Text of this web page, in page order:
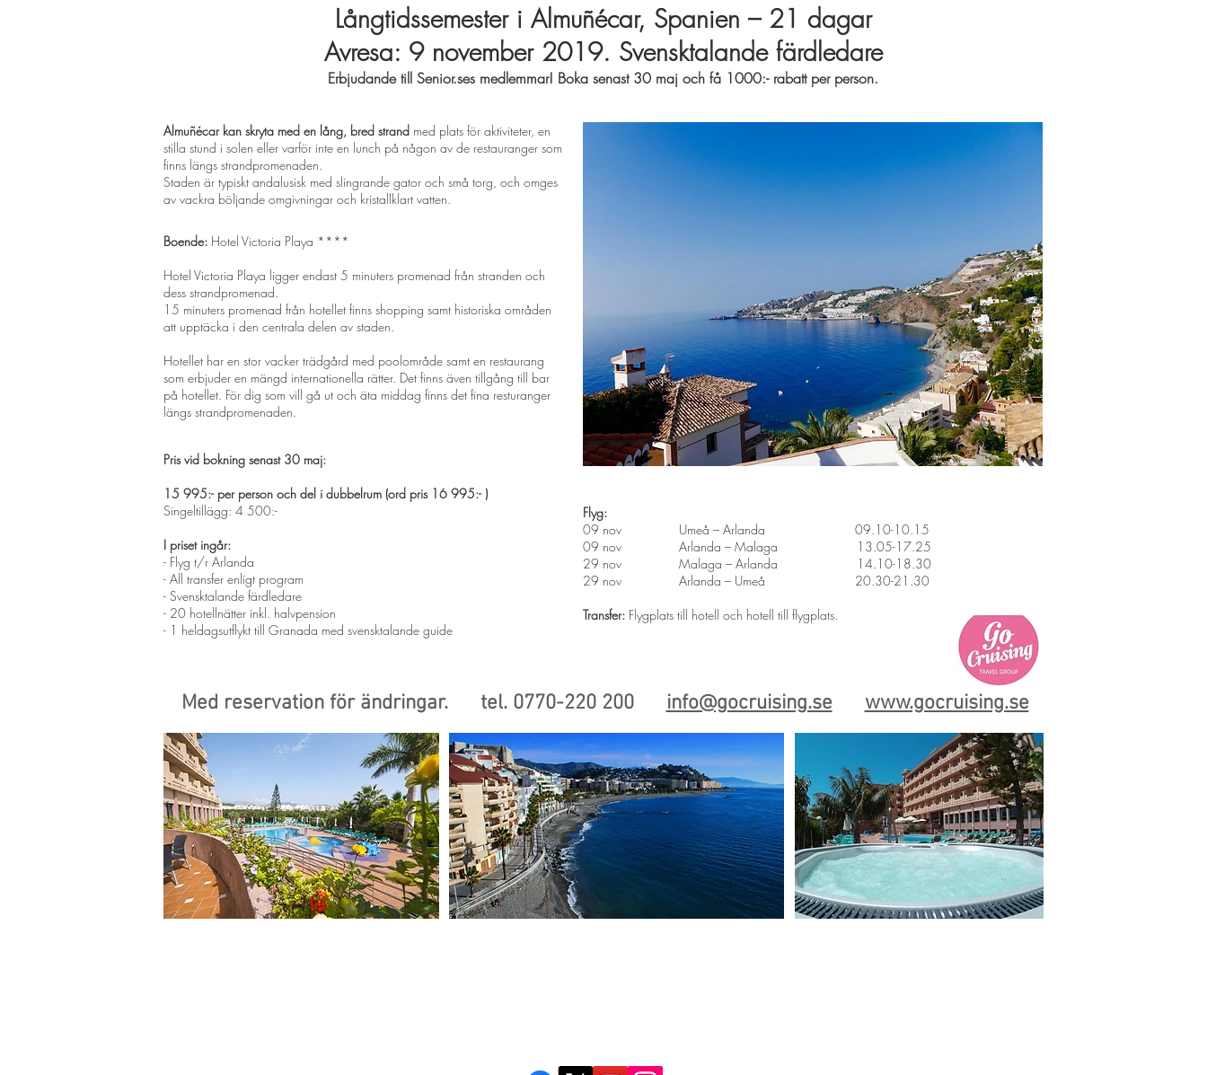
Långtidssemester i Almuñécar, Spanien – 21 dagar
Avresa: 9 november 2019. Svensktalande färdledare
Erbjudande till Senior.ses medlemmar! Boka senast 30 maj och få 1000:- rabatt per person.
Almuñécar kan skryta med en lång, bred strand med plats för aktiviteter, en
stilla stund i solen eller varför inte en lunch på någon av de restauranger som
finns längs strandpromenaden.
Staden är typiskt andalusisk med slingrande gator och små torg, och omges
av vackra böljande omgivningar och kristallklart vatten.
Boende: Hotel Victoria Playa ****
Hotel Victoria Playa ligger endast 5 minuters promenad från stranden och
dess strandpromenad.
15 minuters promenad från hotellet finns shopping samt historiska områden
att upptäcka i den centrala delen av staden.
Hotellet har en stor vacker trädgård med poolområde samt en restaurang
som erbjuder en mängd internationella rätter. Det finns även tillgång till bar
på hotellet. För dig som vill gå ut och äta middag finns det fina resturanger
längs strandpromenaden.
Pris vid bokning senast 30 maj:
15 995:- per person och del i dubbelrum (ord pris 16 995:- )
Singeltillägg: 4 500:-
I priset ingår:
- Flyg t/r Arlanda
- All transfer enligt program
- Svensktalande färdledare
- 20 hotellnätter inkl. halvpension
- 1 heldagsutflykt till Granada med svensktalande guide
Flyg:
09 nov Umeå – Arlanda 09.10-10.15
09 nov Arlanda – Malaga 13.05-17.25
29 nov Malaga – Arlanda 14.10-18.30
29 nov Arlanda – Umeå 20.30-21.30
Transfer: Flygplats till hotell och hotell till flygplats.
Med reservation för ändringar. tel. 0770-220 200 info@gocruising.se www.gocruising.se